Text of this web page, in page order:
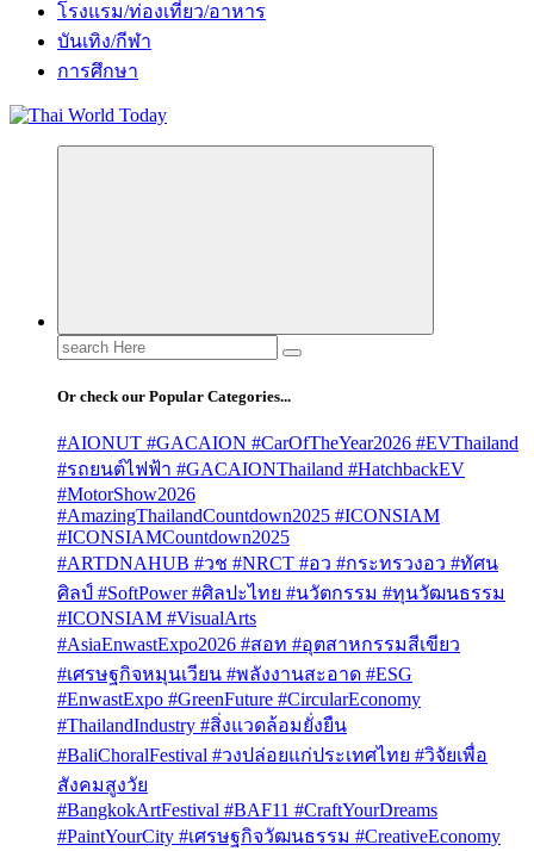
โรงแรม/ท่องเที่ยว/อาหาร
บันเทิง/กีฬา
การศึกษา
Search
for:
Or check our Popular Categories...
#AIONUT #GACAION #CarOfTheYear2026 #EVThailand
#รถยนต์ไฟฟ้า #GACAIONThailand #HatchbackEV
#MotorShow2026
#AmazingThailandCountdown2025 #ICONSIAM
#ICONSIAMCountdown2025
#ARTDNAHUB #วช #NRCT #อว #กระทรวงอว #ทัศน
ศิลป์ #SoftPower #ศิลปะไทย #นวัตกรรม #ทุนวัฒนธรรม
#ICONSIAM #VisualArts
#AsiaEnwastExpo2026 #สอท #อุตสาหกรรมสีเขียว
#เศรษฐกิจหมุนเวียน #พลังงานสะอาด #ESG
#EnwastExpo #GreenFuture #CircularEconomy
#ThailandIndustry #สิ่งแวดล้อมยั่งยืน
#BaliChoralFestival #วงปล่อยแก่ประเทศไทย #วิจัยเพื่อ
สังคมสูงวัย
#BangkokArtFestival #BAF11 #CraftYourDreams
#PaintYourCity #เศรษฐกิจวัฒนธรรม #CreativeEconomy